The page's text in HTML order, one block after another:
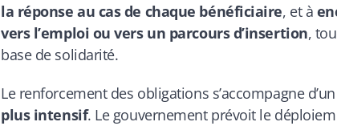
la réponse au cas de chaque bénéficiaire, et à
vers l’emploi ou vers un parcours d’insertion,
base de solidarité.
Le renforcement des obligations s’accompagne d’un
plus intensif. Le gouvernement prévoit le